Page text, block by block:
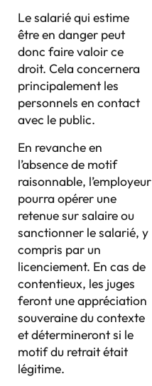
Le salarié qui estime
être en danger peut
donc faire valoir ce
droit. Cela concernera
principalement les
personnels en contact
avec le public.
En revanche en
l’absence de motif
raisonnable, l’employeur
pourra opérer une
retenue sur salaire ou
sanctionner le salarié, y
compris par un
licenciement. En cas de
contentieux, les juges
feront une appréciation
souveraine du contexte
et détermineront si le
motif du retrait était
légitime.